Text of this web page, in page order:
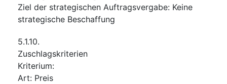
Ziel der strategischen Auftragsvergabe: Keine
strategische Beschaffung
5.1.10.
Zuschlagskriterien
Kriterium:
Art: Preis